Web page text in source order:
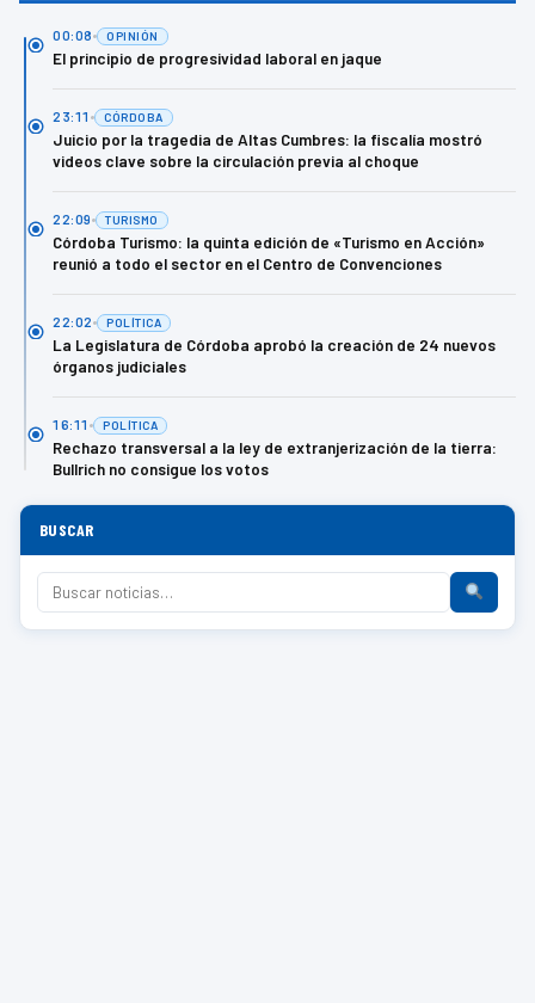
00:08 OPINIÓN
El principio de progresividad laboral en jaque
23:11 CÓRDOBA
Juicio por la tragedia de Altas Cumbres: la fiscalía mostró
videos clave sobre la circulación previa al choque
22:09 TURISMO
Córdoba Turismo: la quinta edición de «Turismo en Acción»
reunió a todo el sector en el Centro de Convenciones
22:02 POLÍTICA
La Legislatura de Córdoba aprobó la creación de 24 nuevos
órganos judiciales
16:11 POLÍTICA
Rechazo transversal a la ley de extranjerización de la tierra:
Bullrich no consigue los votos
BUSCAR